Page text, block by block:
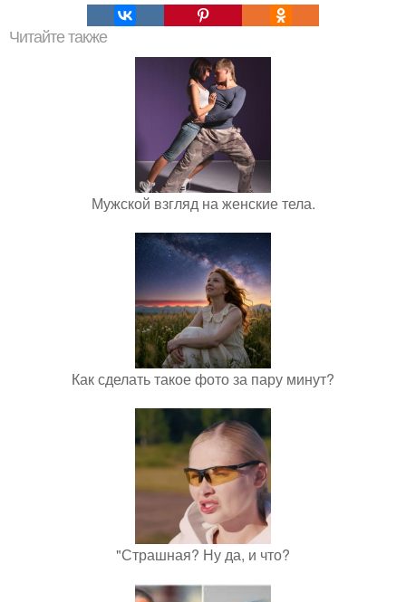
Читайте также
Мужской взгляд на женские тела.
Как сделать такое фото за пару минут?
"Страшная? Ну да, и что?